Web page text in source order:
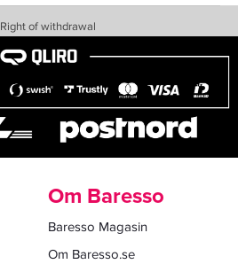
Right of withdrawal
Om Baresso
Baresso Magasin
Om Baresso.se